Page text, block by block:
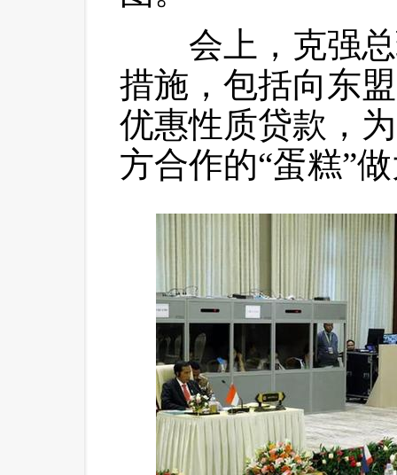
会上，克强总
措施，包括向东
优惠性质贷款，
方合作的“蛋糕”